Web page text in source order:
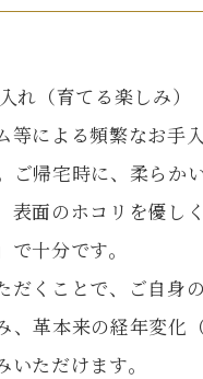
れ（育てる楽しみ）
等による頻繁なお手
ご帰宅時に、柔らか
表面のホコリを優し
十分です。
だくことで、ご自身
、革本来の経年変化
ただけます。